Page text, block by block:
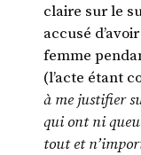
claire sur le
accusé
femme
(l’acte étant
à me justifier
qui ont ni
tout et